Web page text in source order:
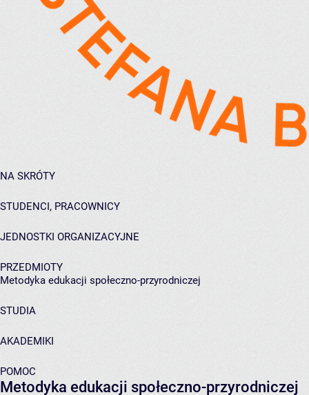
NA SKRÓTY
STUDENCI, PRACOWNICY
JEDNOSTKI ORGANIZACYJNE
PRZEDMIOTY
Metodyka edukacji społeczno-przyrodniczej
STUDIA
AKADEMIKI
POMOC
Metodyka edukacji społeczno-przyrodniczej